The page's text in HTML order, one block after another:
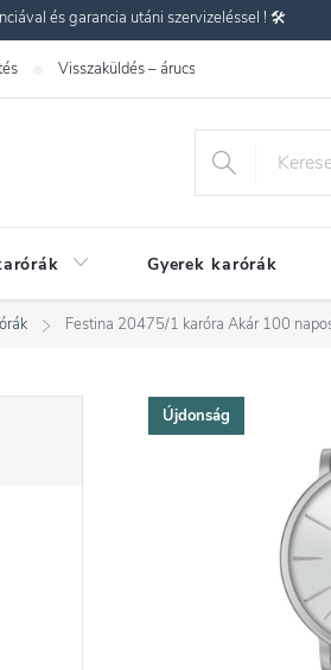
és garancia utáni szervizeléssel ! 🛠️
Visszaküldés – árucsere
Gyerek karórák
Festina 20475/1 karóra Akár 100
Újdonság